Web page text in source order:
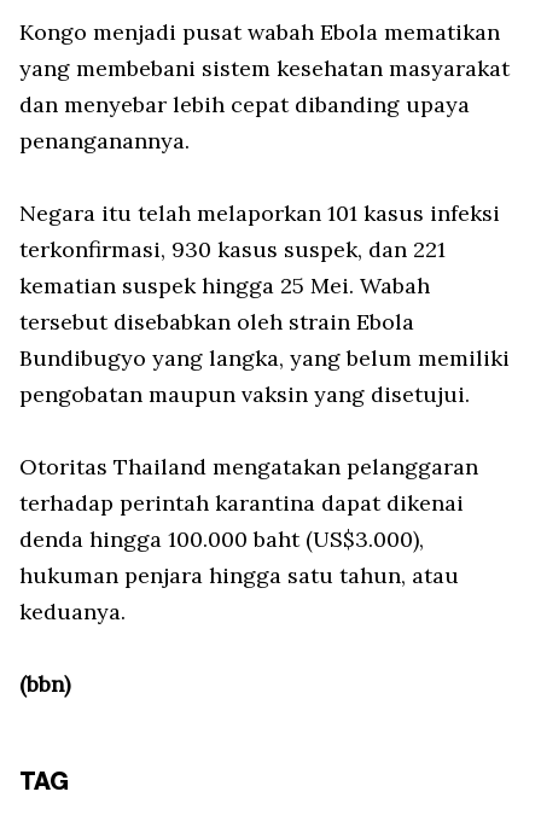
Kongo menjadi pusat wabah Ebola mematikan
yang membebani sistem kesehatan masyarakat
dan menyebar lebih cepat dibanding upaya
penanganannya.
Negara itu telah melaporkan 101 kasus infeksi
terkonfirmasi, 930 kasus suspek, dan 221
kematian suspek hingga 25 Mei. Wabah
tersebut disebabkan oleh strain Ebola
Bundibugyo yang langka, yang belum memiliki
pengobatan maupun vaksin yang disetujui.
Otoritas Thailand mengatakan pelanggaran
terhadap perintah karantina dapat dikenai
denda hingga 100.000 baht (US$3.000),
hukuman penjara hingga satu tahun, atau
keduanya.
(bbn)
TAG